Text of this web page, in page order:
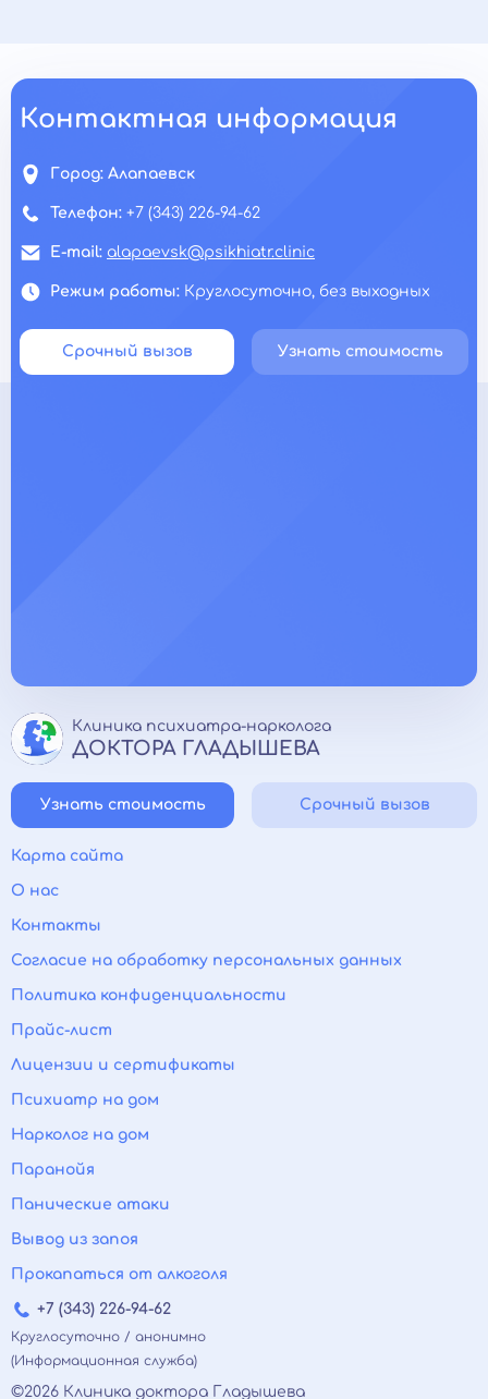
Контактная информация
Город: Алапаевск
Телефон: +7 (343) 226-94-62
E-mail: alapaevsk@psikhiatr.clinic
Режим работы: Круглосуточно, без выходных
Срочный вызов Узнать стоимость
Клиника психиатра-нарколога
ДОКТОРА ГЛАДЫШЕВА
Узнать стоимость Срочный вызов
Карта сайта
О нас
Контакты
Согласие на обработку персональных данных
Политика конфиденциальности
Прайс-лист
Лицензии и сертификаты
Психиатр на дом
Нарколог на дом
Паранойя
Панические атаки
Вывод из запоя
Прокапаться от алкоголя
+7 (343) 226-94-62
Круглосуточно / анонимно
(Информационная служба)
©2026 Клиника доктора Гладышева